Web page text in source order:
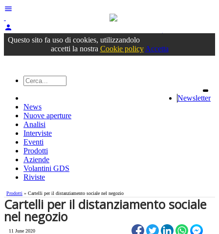
menu
person
Accedioppure registrati
Questo sito fa uso di cookies, utilizzandolo
accetti la nostra Cookie policy Accetta
Newsletter
News
Nuove aperture
Analisi
Interviste
Eventi
Prodotti
Aziende
Volantini GDS
Riviste
Prodotti » Cartelli per il distanziamento sociale nel negozio
Cartelli per il distanziamento sociale
nel negozio
11 June 2020